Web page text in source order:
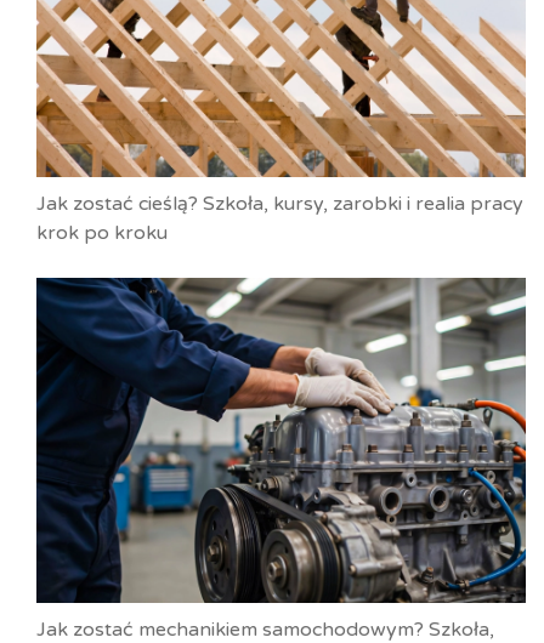
Jak zostać cieślą? Szkoła, kursy, zarobki i realia pracy
krok po kroku
Jak zostać mechanikiem samochodowym? Szkoła,